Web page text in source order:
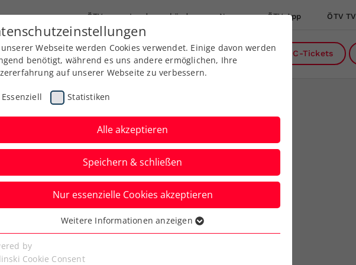
ÖTV Landesverbände News ÖTV App ÖTV TV
Ausbildung Services Über uns DC-Tickets
Paszek gelingt mit 32
Profikarriere
Webseite werden Cookies verwendet. Einige davon werden
benötigt, während es uns andere ermöglichen, Ihre
auf unserer Webseite zu verbessern.
Essenziell Statistiken
Alle akzeptieren
Speichern & schließen
Nur essenzielle Cookies akzeptieren
Cookies werden für grundlegende Funktionen der
benötigt. Dadurch ist gewährleistet, dass die Webseite
Weitere Informationen anzeigen
by
Cookie Consent